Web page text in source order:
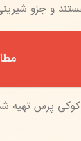
و جزو
از کوکی پرس